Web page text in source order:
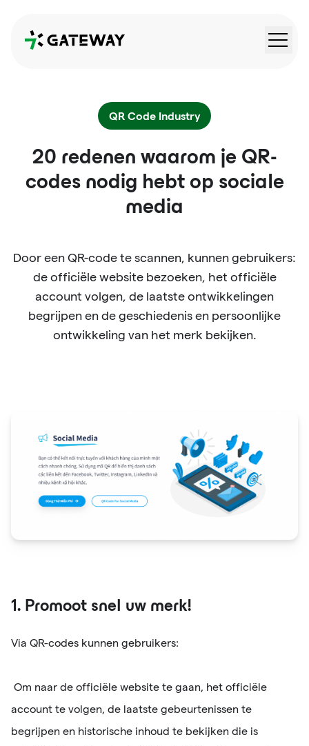
QRGateway
QR Code Industry
20 redenen waarom je QR-
codes nodig hebt op sociale
media
Door een QR-code te scannen, kunnen gebruikers:
de officiële website bezoeken, het officiële
account volgen, de laatste ontwikkelingen
begrijpen en de geschiedenis en persoonlijke
ontwikkeling van het merk bekijken.
1. Promoot snel uw merk!
Via QR-codes kunnen gebruikers:
Om naar de officiële website te gaan, het officiële
account te volgen, de laatste gebeurtenissen te
begrijpen en historische inhoud te bekijken die is